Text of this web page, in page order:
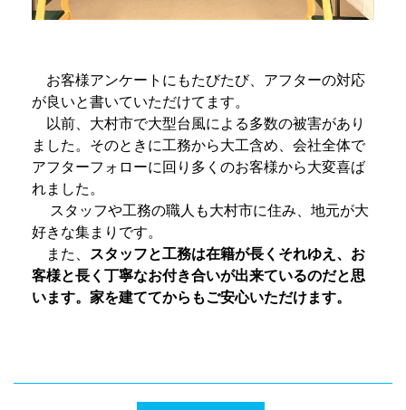
お客様アンケートにもたびたび、アフターの対応
が良いと書いていただけてます。
以前、大村市で大型台風による多数の被害があり
ました。そのときに工務から大工含め、会社全体で
アフターフォローに回り多くのお客様から大変喜ば
れました。
スタッフや工務の職人も大村市に住み、地元が大
好きな集まりです。
また、
スタッフと工務は在籍が長くそれゆえ、お
客様と長く丁寧なお付き合いが出来ているのだと思
います。家を建ててからもご安心いただけます。